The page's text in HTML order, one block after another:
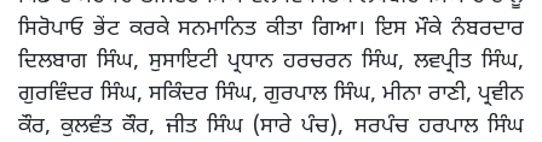
ਸਿਰੋਪਾਓ ਭੇਂਟ ਕਰਕੇ ਸਨਮਾਨਿਤ ਕੀਤਾ ਗਿਆ। ਇਸ ਮੌਕੇ ਨੰਬਰਦਾਰ
ਦਿਲਬਾਗ ਸਿੰਘ, ਸੁਸਾਇਟੀ ਪ੍ਰਧਾਨ ਹਰਚਰਨ ਸਿੰਘ, ਲਵਪ੍ਰੀਤ ਸਿੰਘ,
ਗੁਰਵਿੰਦਰ ਸਿੰਘ, ਸਕਿੰਦਰ ਸਿੰਘ, ਗੁਰਪਾਲ ਸਿੰਘ, ਮੀਨਾ ਰਾਣੀ, ਪ੍ਰਵੀਨ
ਕੌਰ, ਕੁਲਵੰਤ ਕੌਰ, ਜੀਤ ਸਿੰਘ (ਸਾਰੇ ਪੰਚ), ਸਰਪੰਚ ਹਰਪਾਲ ਸਿੰਘ